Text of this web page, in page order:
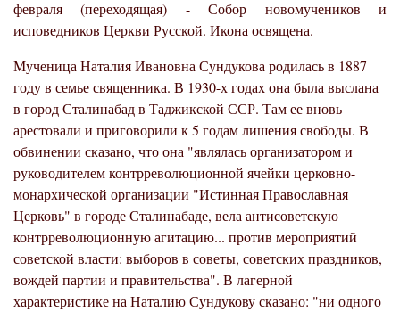
февраля (переходящая) - Собор новомучеников и
исповедников Церкви Русской. Икона освящена.
Мученица Наталия Ивановна Сундукова родилась в 1887
году в семье священника. В 1930-х годах она была выслана
в город Сталинабад в Таджикской ССР. Там ее вновь
арестовали и приговорили к 5 годам лишения свободы. В
обвинении сказано, что она "являлась организатором и
руководителем контрреволюционной ячейки церковно-
монархической организации "Истинная Православная
Церковь" в городе Сталинабаде, вела антисоветскую
контрреволюционную агитацию... против мероприятий
советской власти: выборов в советы, советских праздников,
вождей партии и правительства". В лагерной
характеристике на Наталию Сундукову сказано: "ни одного